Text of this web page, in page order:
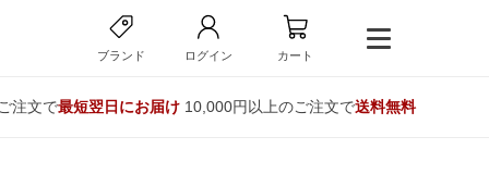
ブランド ログイン カート
注文で最短翌日にお届け10,000円以上のご注文で送料無料